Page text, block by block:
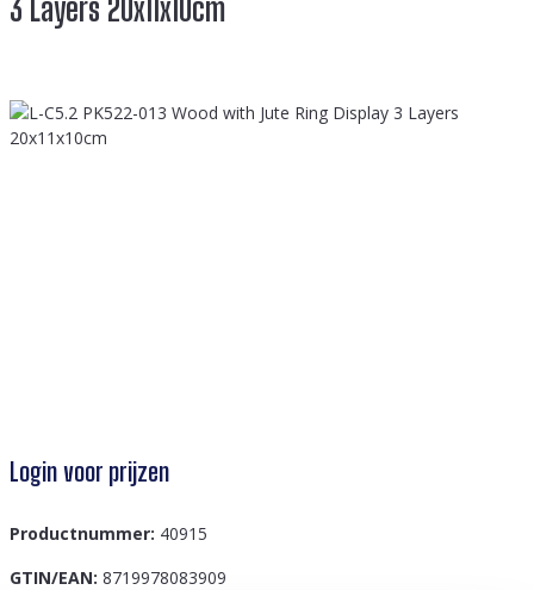
3 Layers 20x11x10cm
Afbeeldingengalerij overslaan
Login voor prijzen
Productnummer: 40915
GTIN/EAN: 8719978083909